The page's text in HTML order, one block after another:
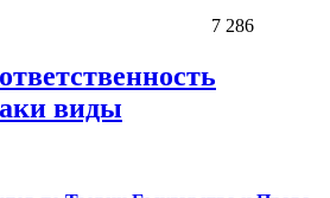
7 286
виды